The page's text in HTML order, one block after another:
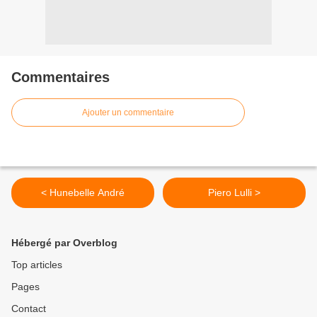
Commentaires
Ajouter un commentaire
< Hunebelle André Piero Lulli >
Hébergé par Overblog
Top articles
Pages
Contact